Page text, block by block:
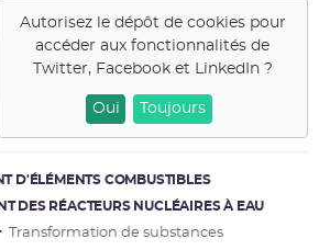
Autorisez le dépôt de cookies pour
accéder aux fonctionnalités de
Twitter, Facebook et LinkedIn?
Oui Toujours
D'ÉLÉMENTS COMBUSTIBLES
DES RÉACTEURS NUCLÉAIRES À EAU
Transformation de substances